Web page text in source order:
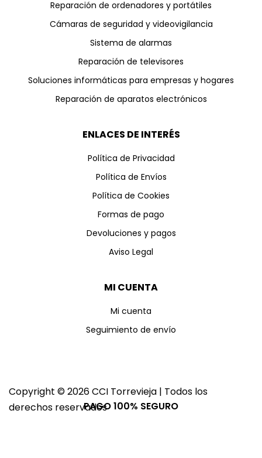
Reparación de ordenadores y portátiles
Cámaras de seguridad y videovigilancia
Sistema de alarmas
Reparación de televisores
Soluciones informáticas para empresas y hogares
Reparación de aparatos electrónicos
ENLACES DE INTERÉS
Política de Privacidad
Política de Envíos
Política de Cookies
Formas de pago
Devoluciones y pagos
Aviso Legal
MI CUENTA
Mi cuenta
Seguimiento de envío
Copyright © 2026 CCI Torrevieja | Todos los
derechos reservadosPAGO 100% SEGURO